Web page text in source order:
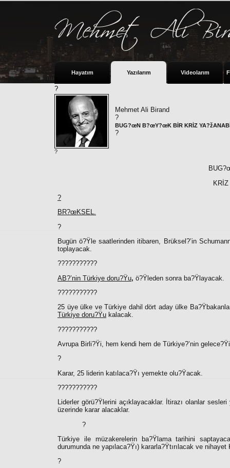
Hayatım Yazılarım Videolarım
?
Mehmet Ali Birand
?
BUG?œN B?œY?œK BİR KRİZ
?
?
?
BR?œKSEL.
?
Bugün ö?Ÿle saatlerinden itibaren, Brüksel?’in
toplayacak.
???????????
AB?’nin Türkiye doru?Ÿu, ö?Ÿleden sonra ba?Ÿlayacak.
???????????
25 üye ülke ve Türkiye dahil dört aday ülke
Türkiye doru?Ÿu kalacak.
???????????
Avrupa Birli?Ÿi, hem kendi hem de Türkiye?’nin
?
Karar, 25 liderin katılaca?Ÿı yemekte olu?Ÿacak.
???????????
Liderler görü?Ÿlerini açıklayacaklar. İtirazı olanlar
üzerinde karar alacaklar.
?
Türkiye ile müzakerelerin ba?Ÿlama tarihini
durumunda ne yapılaca?Ÿı) kararla?Ÿtırılacak ve nihayet
?